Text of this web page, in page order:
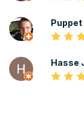
Puppet
Hasse